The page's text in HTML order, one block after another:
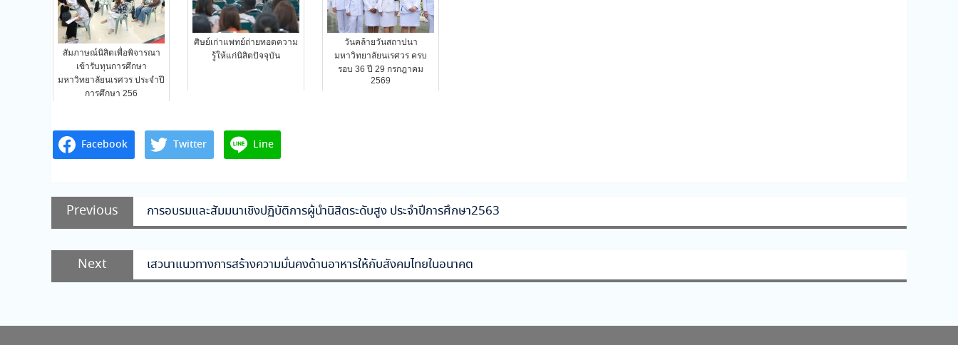
สัมภาษณ์นิสิตเพื่อพิจารณา
เข้ารับทุนการศึกษา
มหาวิทยาลัยนเรศวร ประจำปี
การศึกษา 256
ศิษย์เก่าแพทย์ถ่ายทอดความ
รู้ให้แก่นิสิตปัจจุบัน
วันคล้ายวันสถาปนา
มหาวิทยาลัยนเรศวร ครบ
รอบ 36 ปี 29 กรกฎาคม
2569
Facebook Twitter Line
แนะแนว
เรื่อง
Previous
Previous
post:
การอบรมและสัมมนาเชิงปฏิบัติการผู้นำนิสิตระดับสูง ประจำปีการศึกษา2563
Next
Next
post:
เสวนาแนวทางการสร้างความมั่นคงด้านอาหารให้กับสังคมไทยในอนาคต